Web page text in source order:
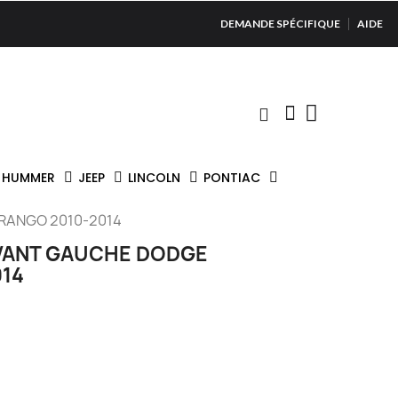
DEMANDE SPÉCIFIQUE AIDE
HUMMER JEEP LINCOLN PONTIAC
2010-2014
GAUCHE DODGE